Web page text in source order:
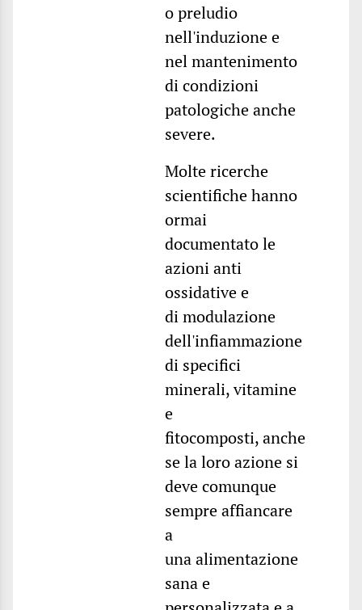
o preludio
nell'induzione e
nel mantenimento
di condizioni
patologiche anche
severe.
Molte ricerche
scientifiche hanno
ormai
documentato le
azioni anti
ossidative e
di modulazione
dell'infiammazione
di specifici
minerali, vitamine
e
fitocomposti, anche
se la loro azione si
deve comunque
sempre affiancare
a
una alimentazione
sana e